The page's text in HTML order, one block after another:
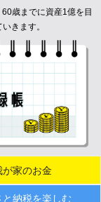
歳までに資産1億を目
きます。
が家のお金
と納税を楽しむ